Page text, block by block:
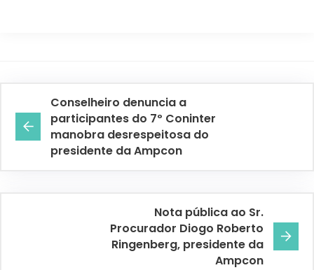
Conselheiro denuncia a
participantes do 7º Coninter
manobra desrespeitosa do
presidente da Ampcon
Nota pública ao Sr.
Procurador Diogo Roberto
Ringenberg, presidente da
Ampcon